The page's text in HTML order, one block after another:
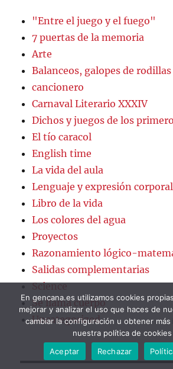
"Entre el juego y el fuego"
7 puertas de la memoria
Arte
Balanceos, galopes de rodillas
cancionero
Carnaval Literario XXXIV
Dichos y juegos de los
El tío caracol
English time
La vida del aula
Lenguaje y expresión corporal
Libro de la vida
Los colores del agua
Proyectos
Razonamiento lógico-
Salidas complementarias
Science
Se llama cuerpo
Uncategorized
En gencana.es utilizamos cookies
mejorar y analizar el uso que haces de
cambiar la configuración u obtener
nuestra política de cookies
Aceptar
Rechazar